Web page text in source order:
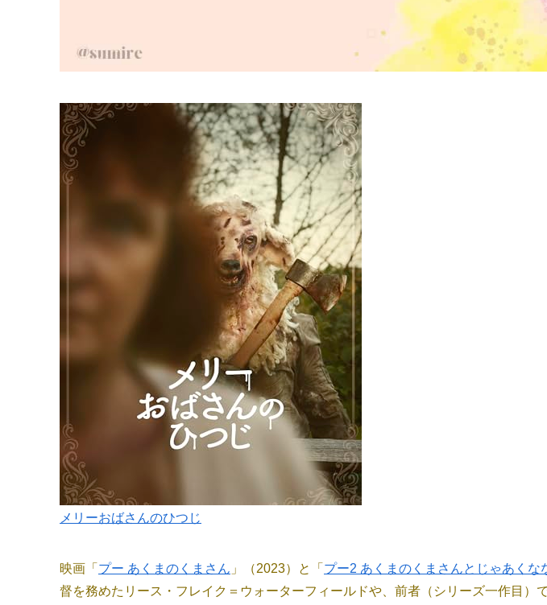
メリーおばさんのひつじ
映画「 プー あくまのくまさん 」（2023）と「 プー2 あくまのくまさんとじゃあくな
督を務めたリース・フレイク＝ウォーターフィールドや、前者（シリーズ一作目）